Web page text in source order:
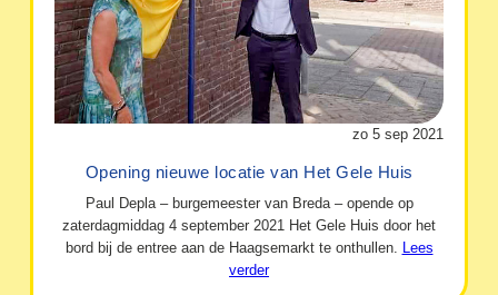
zo 5 sep 2021
Opening nieuwe locatie van Het Gele Huis
Paul Depla – burgemeester van Breda – opende op
zaterdagmiddag 4 september 2021 Het Gele Huis door het
bord bij de entree aan de Haagsemarkt te onthullen. Lees
verder